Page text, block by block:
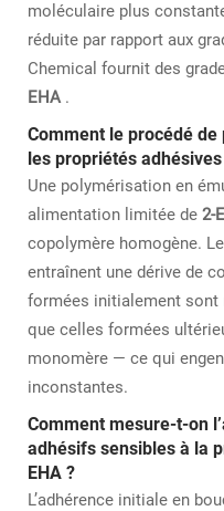
moléculaire plus
réduite par rapport aux
Chemical fournit des
EHA .
Comment le procédé
les propriétés adhésives
Une polymérisation en
alimentation limitée de 2-
copolymère homogène.
entraînent une dérive de
formées initialement sont
que celles formées
monomère — ce qui
inconstantes.
Comment mesure-t-on
adhésifs sensibles à la
EHA ?
L’adhérence initiale en